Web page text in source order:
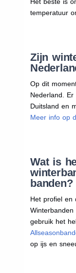
temperatuur
Zijn
Op dit
Nederland.
Duitsland en
Meer info op
Wat is
banden?
Het profiel en
gebruik het
op ijs en